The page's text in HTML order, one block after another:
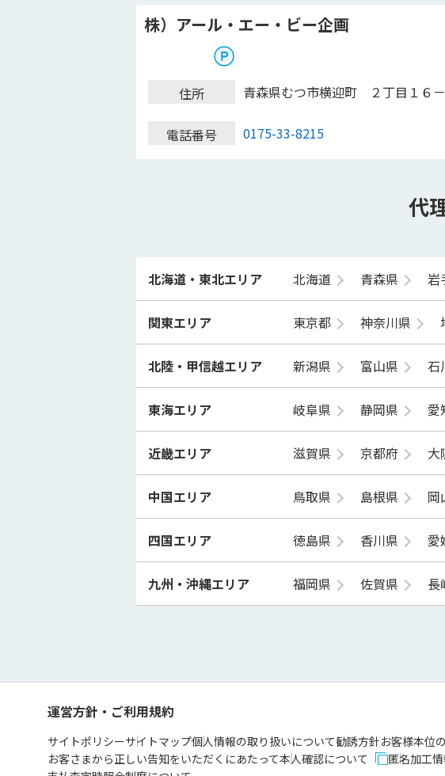
株）アール・エー・ビー企画
住所 青森県むつ市横迎町 ２丁目１６
電話番号 0175-33-8215
代
北海道・東北エリア 北海道 青森県 岩
関東エリア 東京都 神奈川県
北陸・甲信越エリア 新潟県 富山県 石
東海エリア 岐阜県 静岡県 愛
近畿エリア 滋賀県 京都府 大
中国エリア 鳥取県 島根県 岡
四国エリア 徳島県 香川県 愛
九州・沖縄エリア 福岡県 佐賀県 長
運営方針・ご利用規約
サイトポリシーサイトマップ個人情報の取り扱いについて勧誘方針お客様本位
お客さまから正しい告知をいただくにあたって本人確認について 匿名加工